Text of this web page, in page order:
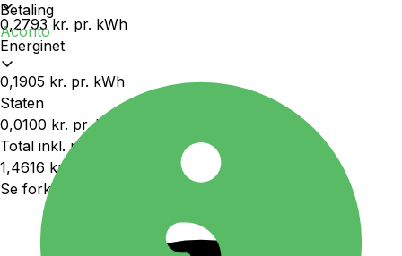
0,2793 kr. pr. kWh
Energinet
0,1905 kr. pr. kWh
Staten
0,0100 kr. pr. kWh
Total inkl. moms
1,4616 kr.
Se forklaringer og udregninger
Betaling
Aconto